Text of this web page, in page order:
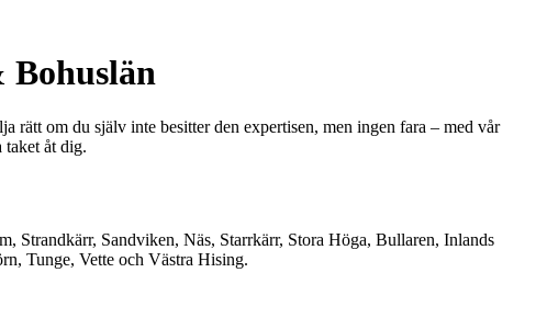
Bohuslän
rätt om du själv inte besitter den expertisen, men ingen fara – med vår
taket åt dig.
Strandkärr, Sandviken, Näs, Starrkärr, Stora Höga, Bullaren, Inlands
Tunge, Vette och Västra Hising.